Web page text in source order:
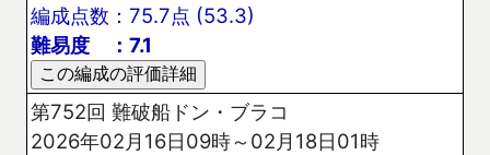
編成点数：75.7点 (53.3)
難易度 ：7.1
第752回 難破船ドン・ブラコ
2026年02月16日09時～02月18日01時